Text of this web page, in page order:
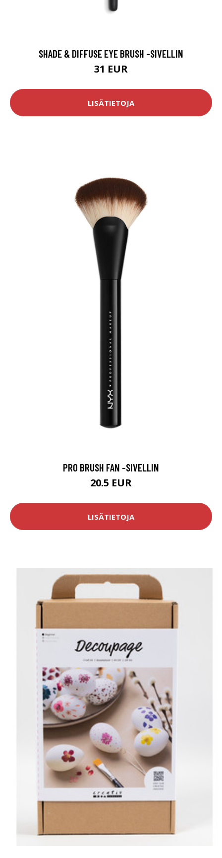
SHADE & DIFFUSE EYE BRUSH -SIVELLIN
31 EUR
LISÄTIETOJA
PRO BRUSH FAN -SIVELLIN
20.5 EUR
LISÄTIETOJA